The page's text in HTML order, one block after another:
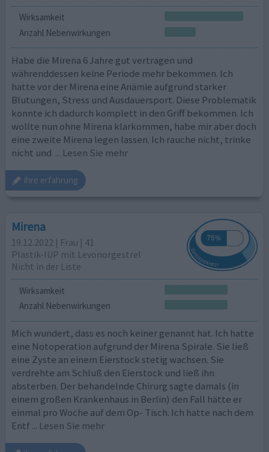
Wirksamkeit
Anzahl Nebenwirkungen
Habe die Mirena 6 Jahre gut vertragen und
währenddessen keine Periode mehr bekommen. Ich
hatte vor der Mirena eine Anämie aufgrund starker
Blutungen, Stress und Ausdauersport. Diese Problematik
konnte ich dadurch komplett in den Griff bekommen. Ich
wollte nun ohne Mirena klarkommen, habe mir aber doch
eine zweite Mirena legen lassen. Ich rauche nicht, trinke
nicht und ... Lesen Sie mehr
ihre erfahrung
Mirena
19.12.2022 | Frau | 41
Plastik-IUP mit Levonorgestrel
Nicht in der Liste
Wirksamkeit
Anzahl Nebenwirkungen
Mich wundert, dass es noch keiner genannt hat. Ich hatte
eine Notoperation aufgrund der Mirena Spirale. Sie ließ
eine Zyste an einem Eierstock stetig wachsen. Sie
verdrehte am Schluß den Eierstock und ließ ihn
absterben. Der behandelnde Chirurg sagte damals (in
einem großen Krankenhaus in Berlin) den Fall hätte er
einmal pro Woche auf dem Op- Tisch. Ich hatte nach dem
Entf ... Lesen Sie mehr